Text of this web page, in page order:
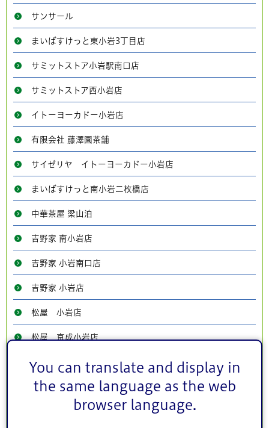
You can translate and display in
the same language as the web
browser language.
サンサール
まいばすけっと東小岩3丁目店
サミットストア小岩駅南口店
サミットストア西小岩店
イトーヨーカドー小岩店
有限会社 藤澤園茶舗
サイゼリヤ イトーヨーカドー小岩店
まいばすけっと南小岩二枚橋店
中華茶屋 梁山泊
吉野家 南小岩店
吉野家 小岩南口店
吉野家 小岩店
松屋 小岩店
松屋 京成小岩店
パンの店「アンダンテ」
まいばすけっと東小岩6丁目店
ベリィソイズ